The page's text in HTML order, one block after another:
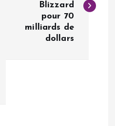
Blizzard
pour 70
milliards de
dollars